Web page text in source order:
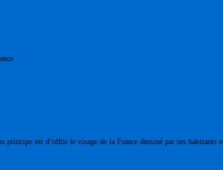
est d’offrir le visage de la France dessiné par ses habitants